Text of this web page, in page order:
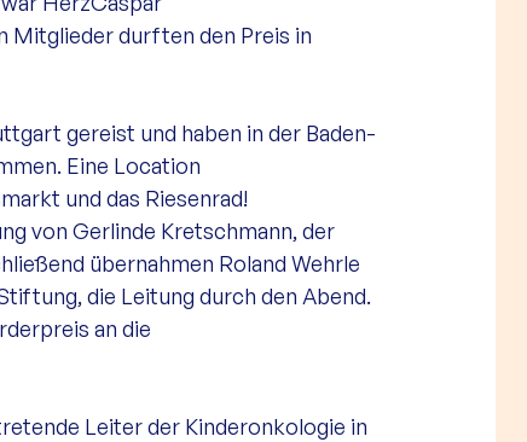
Mitglieder durften den Preis in
gereist und haben in der Baden-
Eine Location
und das Riesenrad!
von Gerlinde Kretschmann, der
übernahmen Roland Wehrle
die Leitung durch den Abend.
an die
Leiter der Kinderonkologie in